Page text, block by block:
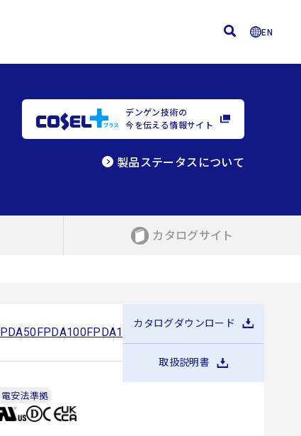
EN
デンゲン技術の
今を伝える情報サイト
製品ステータスについて
カタログサイト
PDA50FPDA100FPDA150F PDA300F PDA600F
電安法準拠
カタログダウンロード
取扱説明書